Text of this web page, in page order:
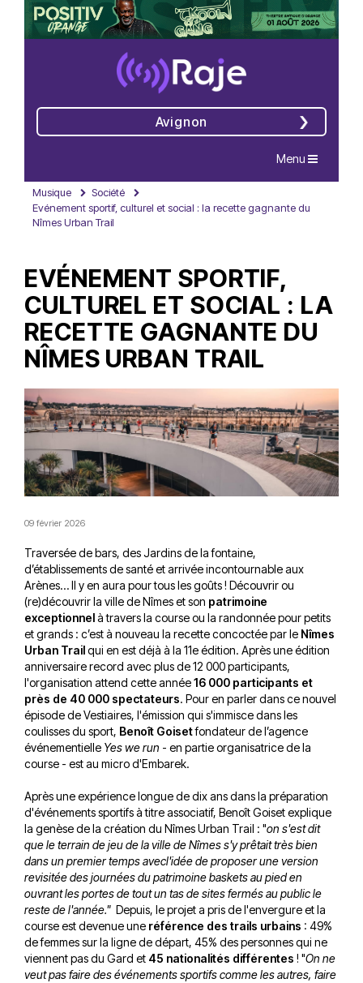
Avignon
Navigation
Menu
Musique
Société
Evénement sportif, culturel et social : la recette gagnante du
Nîmes Urban Trail
EVÉNEMENT SPORTIF,
CULTUREL ET SOCIAL : LA
RECETTE GAGNANTE DU
NÎMES URBAN TRAIL
09 février 2026
Traversée de bars, des Jardins de la fontaine,
d’établissements de santé et arrivée incontournable aux
Arènes… Il y en aura pour tous les goûts ! Découvrir ou
(re)découvrir la ville de Nîmes et son patrimoine
exceptionnelà travers la course ou la randonnée pour petits
et grands : c’est à nouveau la recette concoctée par le Nîmes
Urban Trailqui en est déjà à la 11e édition. Après une édition
anniversaire record avec plus de 12 000 participants,
l'organisation attend cette année16 000 participants et
près de 40 000 spectateurs. Pour en parler dans ce nouvel
épisode de Vestiaires, l'émission qui s'immisce dans les
coulisses du sport, Benoît Goisetfondateur de l’agence
événementielle Yes we run - en partie organisatrice de la
course - est au micro d'Embarek.
Après une expérience longue de dix ans dans la préparation
d'événements sportifs à titre associatif, Benoît Goiset explique
la genèse de la création du Nîmes Urban Trail : "on s'est dit
que le terrain de jeu de la ville de Nîmes s'y prêtait très bien
dans un premier temps avecl'idée de proposer une version
revisitée des journées du patrimoine baskets au pied en
ouvrant les portes de tout un tas de sites fermés au public le
reste de l'année." Depuis, le projet a pris de l'envergure et la
course est devenue une référence des trails urbains : 49%
de femmes sur la ligne de départ, 45% des personnes qui ne
viennent pas du Gard et 45 nationalités différentes ! "On ne
veut pas faire des événements sportifs comme les autres, faire